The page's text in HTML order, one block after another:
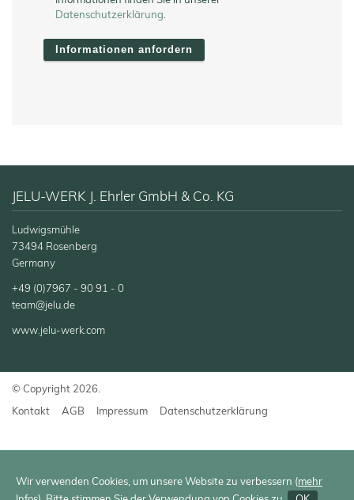
Datenschutzerklärung.
JELU-WERK J. Ehrler GmbH & Co. KG
Ludwigsmühle
73494 Rosenberg
Germany
+49 (0)7967 - 90 91 - 0
team@jelu.de
www.jelu-werk.com
© Copyright 2026.
Kontakt AGB Impressum Datenschutzerklärung
Wir verwenden Cookies, um unsere Website zu verbessern (mehr